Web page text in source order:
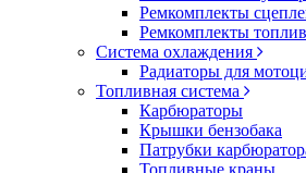
Ремкомплекты
Ремкомплекты
Система охлаждения
Радиаторы для
Топливная система
Карбюраторы
Крышки бензобака
Патрубки
Топливные краны